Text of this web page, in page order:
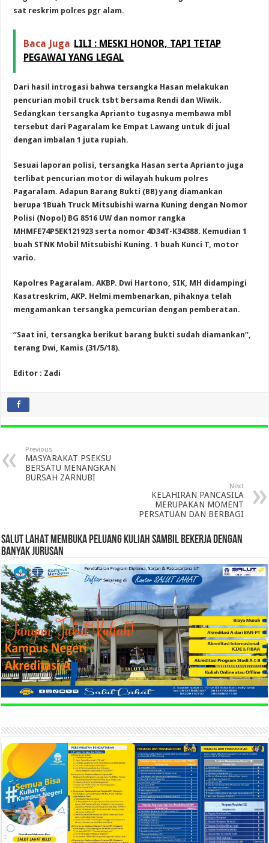
sat reskrim polres pgr alam.
Baca Juga LILI : MESKI HONOR, TAPI TETAP
PEGAWAI YANG LEGAL
Dari hasil introgasi bahwa tersangka Hasan melakukan
pencurian mobil truck tsbt bersama Rendi dan Wiwik.
Sedangkan tersangka Aprianto tugasnya membawa mbl
tersebut dari Pagaralam ke Empat Lawang untuk di jual
dengan imbalan 1 juta rupiah.
Sesuai laporan polisi, tersangka Hasan serta Aprianto juga
terlibat pencurian motor di wilayah hukum polres
Pagaralam.Adapun Barang Bukti (BB) yang diamankan
berupa1Buah Truck Mitsubishi warna Kuning dengan Nomor
Polisi (Nopol) BG 8516 UW dan nomor rangka
MHMFE74P5EK121923 serta nomor 4D34T-K34388. Kemudian 1
buah STNK Mobil Mitsubishi Kuning.1 buah Kunci T, motor
vario.
Kapolres Pagaralam. AKBP. Dwi Hartono, SIK, MH didampingi
Kasatreskrim, AKP. Helmi membenarkan, pihaknya telah
mengamankan tersangka pemcurian dengan pemberatan.
“Saat ini, tersangka berikut barang bukti sudah diamankan”,
terang Dwi, Kamis (31/5/18).
Editor : Zadi
Previous
MASYARAKAT PSEKSU
BERSATU MENANGKAN
BURSAH ZARNUBI
Next
KELAHIRAN PANCASILA
MERUPAKAN MOMENT
PERSATUAN DAN BERBAGI
SALUT LAHAT MEMBUKA PELUANG KULIAH SAMBIL BEKERJA DENGAN
BANYAK JURUSAN